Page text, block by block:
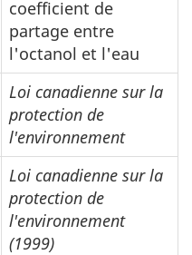
coefficient de
partage entre
l'octanol et l'eau
Loi canadienne sur la
protection de
l'environnement
Loi canadienne sur la
protection de
l'environnement
(1999)